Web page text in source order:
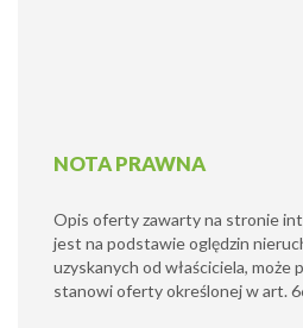
NOTA PRAWNA
Opis oferty zawarty na stronie
jest na podstawie oględzin
uzyskanych od właściciela, może
stanowi oferty określonej w art.